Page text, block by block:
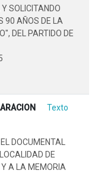
SOLICITANDO
90 AÑOS DE LA
DEL PARTIDO DE
Texto
DOCUMENTAL
DE
Y A LA MEMORIA